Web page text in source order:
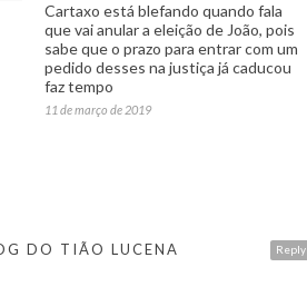
Cartaxo está blefando quando fala
que vai anular a eleição de João, pois
sabe que o prazo para entrar com um
pedido desses na justiça já caducou
faz tempo
11 de março de 2019
Reply
DO TIÃO LUCENA